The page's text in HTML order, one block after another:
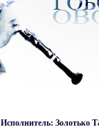
Исполнитель: Золотько